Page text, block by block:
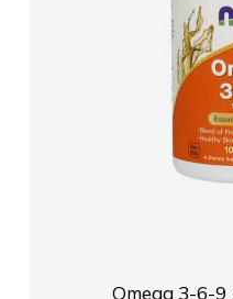
Omega 3-6-9